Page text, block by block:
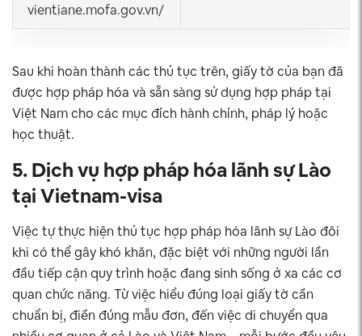
vientiane.mofa.gov.vn/​
Sau khi hoàn thành các thủ tục trên, giấy tờ của bạn đã
được hợp pháp hóa và sẵn sàng sử dụng hợp pháp tại
Việt Nam cho các mục đích hành chính, pháp lý hoặc
học thuật.
5. Dịch vụ hợp pháp hóa lãnh sự Lào
tại Vietnam-visa
Việc tự thực hiện thủ tục hợp pháp hóa lãnh sự Lào đôi
khi có thể gây khó khăn, đặc biệt với những người lần
đầu tiếp cận quy trình hoặc đang sinh sống ở xa các cơ
quan chức năng. Từ việc hiểu đúng loại giấy tờ cần
chuẩn bị, điền đúng mẫu đơn, đến việc di chuyển qua